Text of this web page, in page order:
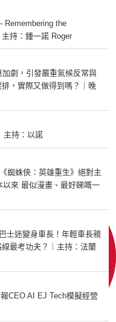
Remembering the
持：鍾一諾 Roger
加劇，引發嚴重氣候反常與
，實際又做得到嗎？｜晚
主持：以諾
蜘蛛俠：英雄重生》絕對主
來 最似漫畫、最好睇嘅一
士迷變身車長！年輕車長親
最考功夫？︱主持：法蘭
CEO AI EJ Tech模擬經營